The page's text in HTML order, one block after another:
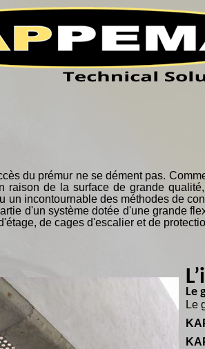
du prémur ne se dément pas.
raison de la surface de grande
un incontournable des méthodes de
d'un système dotée d'une grande
de cages d'escalier et de
Le
Le